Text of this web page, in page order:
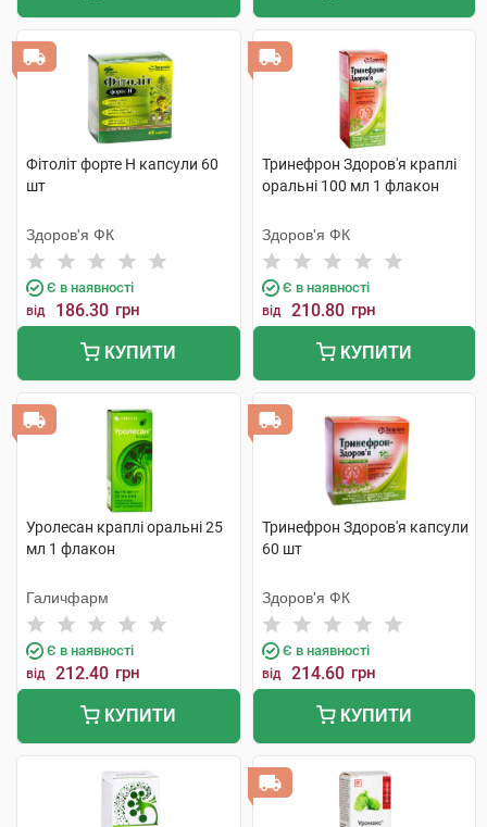
Фітоліт форте H капсули 60
шт
Здоров'я ФК
Є в наявності
від 186.30 грн
КУПИТИ
Тринефрон Здоров'я краплі
оральні 100 мл 1 флакон
Здоров'я ФК
Є в наявності
від 210.80 грн
КУПИТИ
Уролесан краплі оральні 25
мл 1 флакон
Галичфарм
Є в наявності
від 212.40 грн
КУПИТИ
Тринефрон Здоров'я капсули
60 шт
Здоров'я ФК
Є в наявності
від 214.60 грн
КУПИТИ